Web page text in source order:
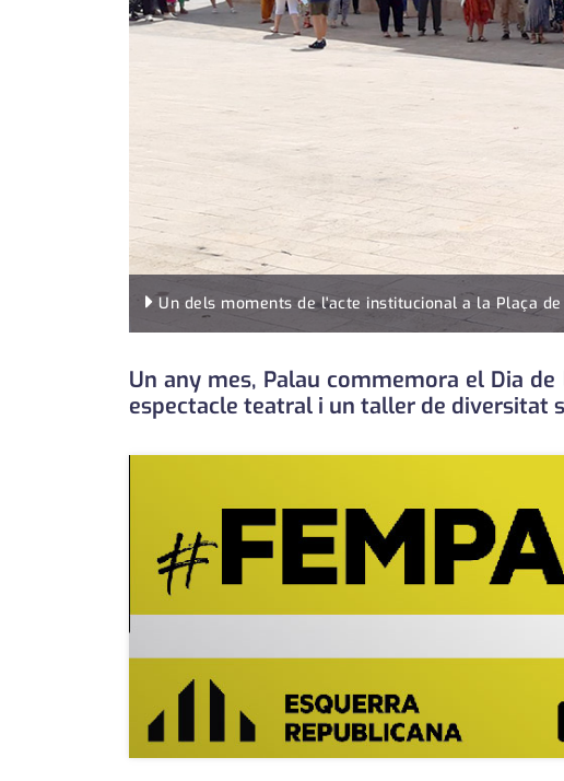
Un dels moments de l'acte institucional a la Plaça
Un any mes, Palau commemora el Dia
espectacle teatral i un taller de diversitat